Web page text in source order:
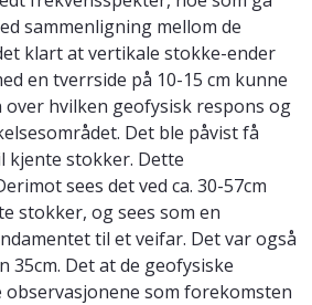
sammenligning mellom de
klart at vertikale stokke-ender
en tverrside på 10-15 cm kunne
hvilken geofysisk respons og
Det ble påvist få
kjente stokker. Dette
sees det ved ca. 30-57cm
stokker, og sees som en
til et veifar. Det var også
Det at de geofysiske
som forekomsten